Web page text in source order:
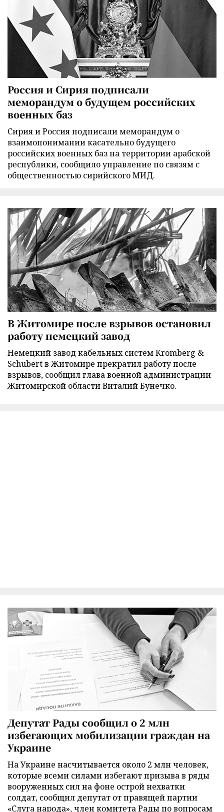
Россия и Сирия подписали
меморандум о будущем российских
военных баз
Сирия и Россия подписали меморандум о
взаимопонимании касательно будущего
российских военных баз на территории арабской
республики, сообщило управление по связям с
общественностью сирийского МИД.
В Житомире после взрывов остановил
работу немецкий завод
Немецкий завод кабельных систем Kromberg &
Schubert в Житомире прекратил работу после
взрывов, сообщил глава военной администрации
Житомирской области Виталий Бунечко.
Депутат Рады сообщил о 2 млн
избегающих мобилизации граждан на
Украине
На Украине насчитывается около 2 млн человек,
которые всеми силами избегают призыва в ряды
вооруженных сил на фоне острой нехватки
солдат, сообщил депутат от правящей партии
«Слуга народа», член комитета Рады по вопросам